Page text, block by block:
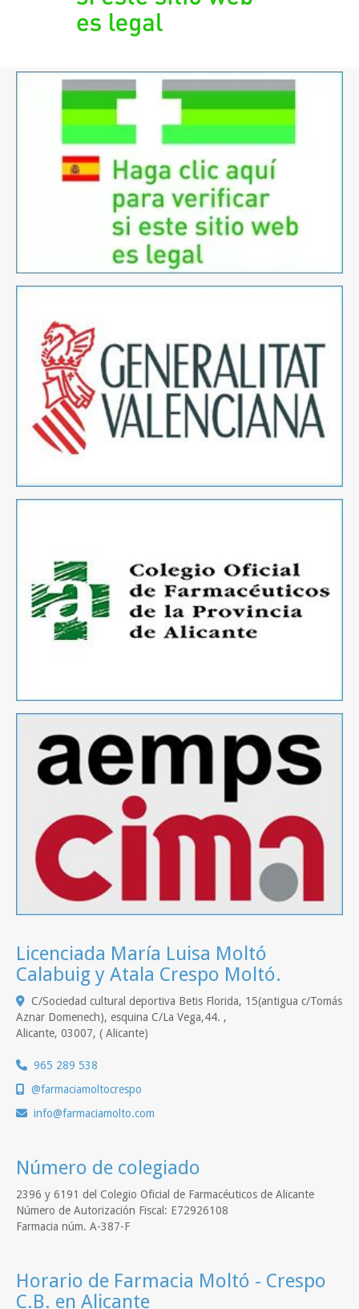
Licenciada María Luisa Moltó
Calabuig y Atala Crespo Moltó.
C/Sociedad cultural deportiva Betis Florida, 15(antigua c/Tomás
Aznar Domenech), esquina C/La Vega,44. ,
Alicante, 03007, ( Alicante)
965 289 538
@farmaciamoltocrespo
info
farmaciamolto.com
Número de colegiado
2396 y 6191 del Colegio Oficial de Farmacéuticos de Alicante
Número de Autorización Fiscal: E72926108
Farmacia núm. A-387-F
Horario de Farmacia Moltó - Crespo
C.B. en Alicante